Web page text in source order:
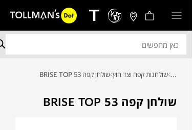
... שולחנות קפה וצד חוץ שולחן קפה BRISE TOP 53
שולחן קפה BRISE TOP 53